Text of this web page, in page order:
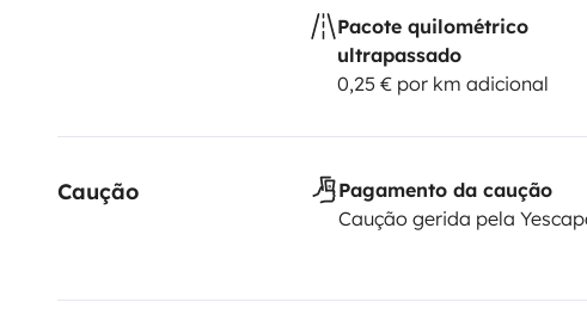
Pacote quilométrico
ultrapassado
0,25 € por km adicional
Caução
Pagamento da caução
Caução gerida pela